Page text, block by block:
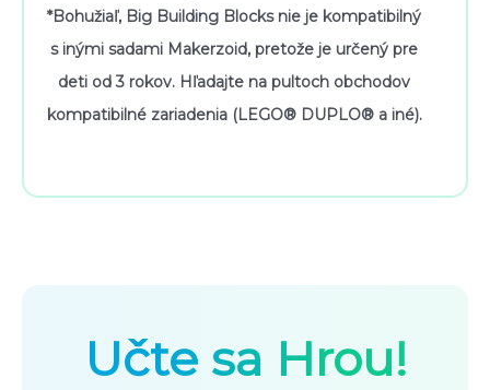
*Bohužiaľ, Big Building Blocks nie je kompatibilný
s inými sadami Makerzoid, pretože je určený pre
deti od 3 rokov. Hľadajte na pultoch obchodov
kompatibilné zariadenia (LEGO® DUPLO® a iné).
Učte sa Hrou!